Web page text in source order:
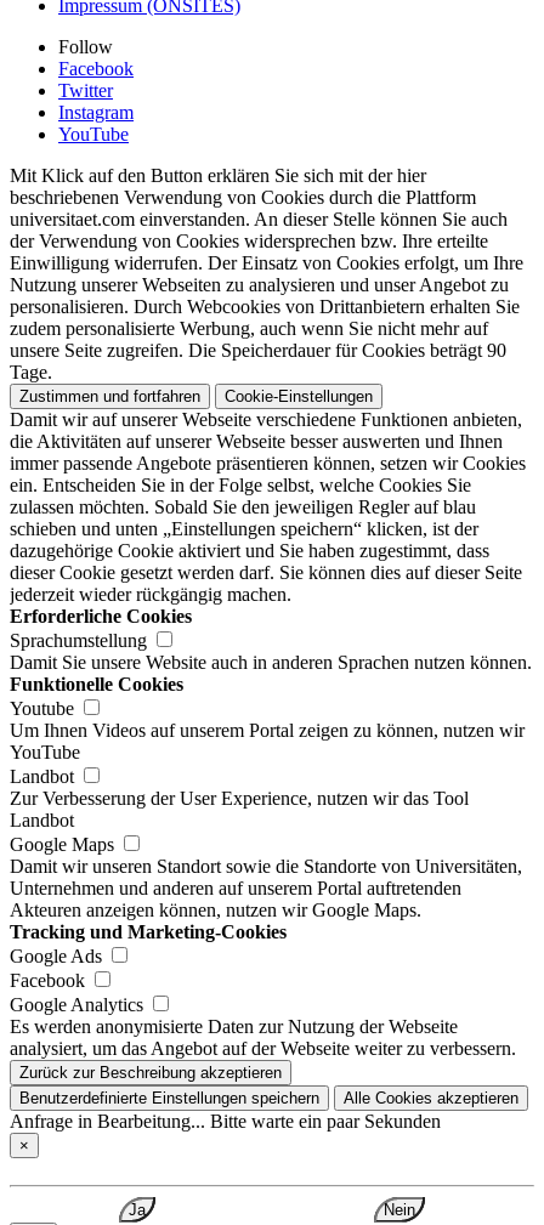
Impressum (ONSITES)
Follow
Facebook
Twitter
Instagram
YouTube
Mit Klick auf den Button erklären Sie sich mit der hier
beschriebenen Verwendung von Cookies durch die Plattform
universitaet.com einverstanden. An dieser Stelle können Sie auch
der Verwendung von Cookies widersprechen bzw. Ihre erteilte
Einwilligung widerrufen. Der Einsatz von Cookies erfolgt, um Ihre
Nutzung unserer Webseiten zu analysieren und unser Angebot zu
personalisieren. Durch Webcookies von Drittanbietern erhalten Sie
zudem personalisierte Werbung, auch wenn Sie nicht mehr auf
unsere Seite zugreifen. Die Speicherdauer für Cookies beträgt 90
Tage.
Zustimmen und fortfahren Cookie-Einstellungen
Damit wir auf unserer Webseite verschiedene Funktionen anbieten,
die Aktivitäten auf unserer Webseite besser auswerten und Ihnen
immer passende Angebote präsentieren können, setzen wir Cookies
ein. Entscheiden Sie in der Folge selbst, welche Cookies Sie
zulassen möchten. Sobald Sie den jeweiligen Regler auf blau
schieben und unten „Einstellungen speichern“ klicken, ist der
dazugehörige Cookie aktiviert und Sie haben zugestimmt, dass
dieser Cookie gesetzt werden darf. Sie können dies auf dieser Seite
jederzeit wieder rückgängig machen.
Erforderliche Cookies
Sprachumstellung
Damit Sie unsere Website auch in anderen Sprachen nutzen können.
Funktionelle Cookies
Youtube
Um Ihnen Videos auf unserem Portal zeigen zu können, nutzen wir
YouTube
Landbot
Zur Verbesserung der User Experience, nutzen wir das Tool
Landbot
Google Maps
Damit wir unseren Standort sowie die Standorte von Universitäten,
Unternehmen und anderen auf unserem Portal auftretenden
Akteuren anzeigen können, nutzen wir Google Maps.
Tracking und Marketing-Cookies
Google Ads
Facebook
Google Analytics
Es werden anonymisierte Daten zur Nutzung der Webseite
analysiert, um das Angebot auf der Webseite weiter zu verbessern.
Zurück zur Beschreibung akzeptieren
Benutzerdefinierte Einstellungen speichern
Alle Cookies akzeptieren
Anfrage in Bearbeitung... Bitte warte ein paar Sekunden
×
Ja Nein